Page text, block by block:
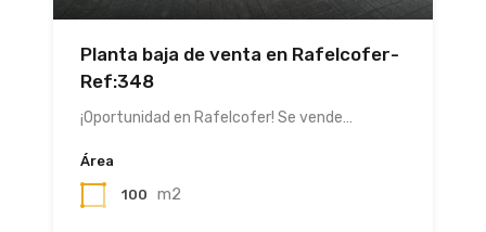
Planta baja de venta en Rafelcofer-
Ref:348
¡Oportunidad en Rafelcofer! Se vende…
Área
100 m2